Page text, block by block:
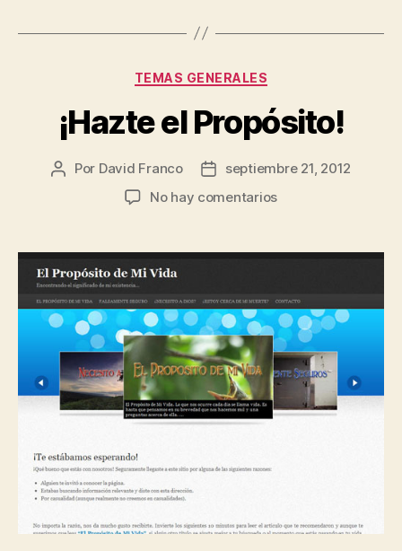
Categorías
TEMAS GENERALES
¡Hazte el Propósito!
Autor
Por David Franco
Fechaseptiembre 21, 2012
No hay comentariosen
Propósito!